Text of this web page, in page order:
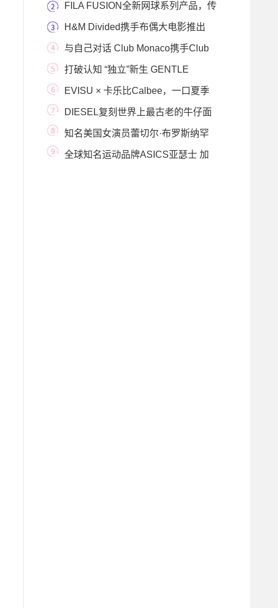
MALL旗舰店
FILA FUSION全新网球系列产品，传
递青春艺术气息，
H&M Divided携手布偶大电影推出
2021亚洲时尚系列
与自己对话 Club Monaco携手Club
好友感知本真生活
打破认知 “独立”新生 GENTLE
MONSTER上海IFC旗舰店
EVISU × 卡乐比Calbee，一口夏季
潮“滋味”DIESEL复刻世界上最古老的牛仔面
料 知名美国女演员蕾切尔·布罗斯纳罕
身着2019H&am
全球知名运动品牌ASICS亚瑟士 加